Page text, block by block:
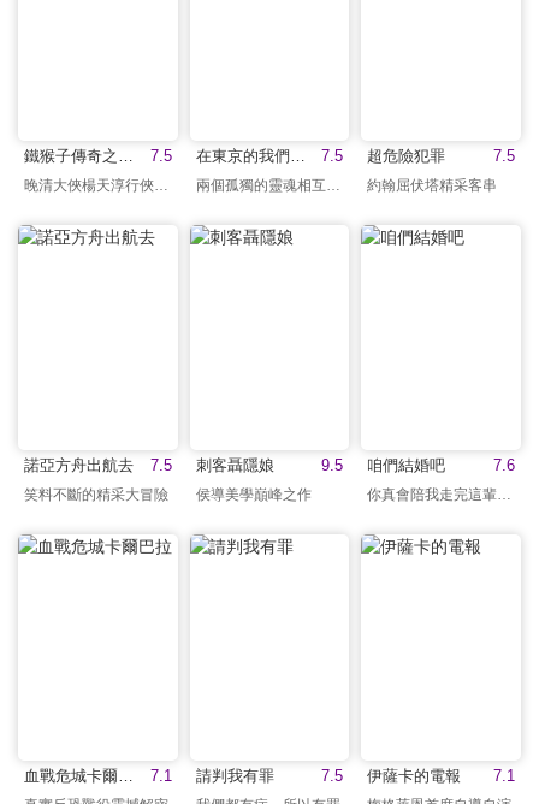
7.5 7.5 7.5
超危險犯罪
約翰屈伏塔精采客串
7.5
諾亞方舟出航去
笑料不斷的精采大冒險
9.5
刺客聶隱娘
侯導美學巔峰之作
7.6
咱們結婚吧
你真會陪我走完這輩子嗎
7.1
血戰危城卡爾巴拉 7.5
請判我有罪 7.1
伊薩卡的電報